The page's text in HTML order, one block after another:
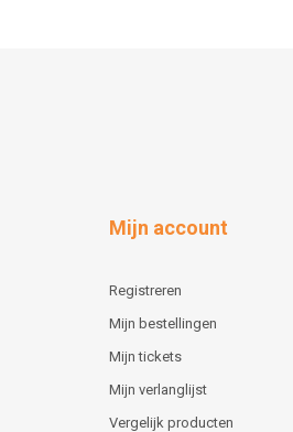
Mijn account
Registreren
Mijn bestellingen
Mijn tickets
Mijn verlanglijst
Vergelijk producten